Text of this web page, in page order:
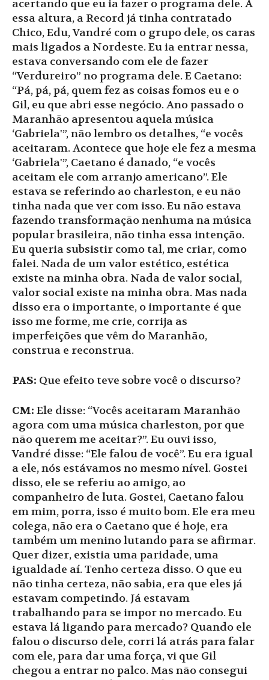
acertando que eu ia fazer o programa dele. A
essa altura, a Record já tinha contratado
Chico, Edu, Vandré com o grupo dele, os caras
mais ligados a Nordeste. Eu ia entrar nessa,
estava conversando com ele de fazer
“Verdureiro” no programa dele. E Caetano:
“Pá, pá, pá, quem fez as coisas fomos eu e o
Gil, eu que abri esse negócio. Ano passado o
Maranhão apresentou aquela música
‘Gabriela'”, não lembro os detalhes, “e vocês
aceitaram. Acontece que hoje ele fez a mesma
‘Gabriela'”, Caetano é danado, “e vocês
aceitam ele com arranjo americano”. Ele
estava se referindo ao charleston, e eu não
tinha nada que ver com isso. Eu não estava
fazendo transformação nenhuma na música
popular brasileira, não tinha essa intenção.
Eu queria subsistir como tal, me criar, como
falei. Nada de um valor estético, estética
existe na minha obra. Nada de valor social,
valor social existe na minha obra. Mas nada
disso era o importante, o importante é que
isso me forme, me crie, corrija as
imperfeições que vêm do Maranhão,
construa e reconstrua.
PAS: Que efeito teve sobre você o discurso?
CM: Ele disse: “Vocês aceitaram Maranhão
agora com uma música charleston, por que
não querem me aceitar?”. Eu ouvi isso,
Vandré disse: “Ele falou de você”. Eu era igual
a ele, nós estávamos no mesmo nível. Gostei
disso, ele se referiu ao amigo, ao
companheiro de luta. Gostei, Caetano falou
em mim, porra, isso é muito bom. Ele era meu
colega, não era o Caetano que é hoje, era
também um menino lutando para se afirmar.
Quer dizer, existia uma paridade, uma
igualdade aí. Tenho certeza disso. O que eu
não tinha certeza, não sabia, era que eles já
estavam competindo. Já estavam
trabalhando para se impor no mercado. Eu
estava lá ligando para mercado? Quando ele
falou o discurso dele, corri lá atrás para falar
com ele, para dar uma força, vi que Gil
chegou a entrar no palco. Mas não consegui